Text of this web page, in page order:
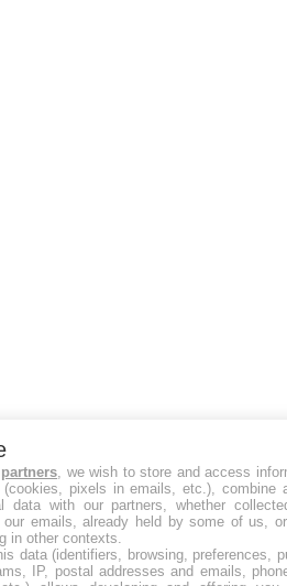
partners , we wish to store and access
(cookies, pixels in emails, etc.), combine
data with our partners, whether
emails, already held by some of us,
in other contexts.
data (identifiers, browsing, preferences,
IP, postal addresses and emails,